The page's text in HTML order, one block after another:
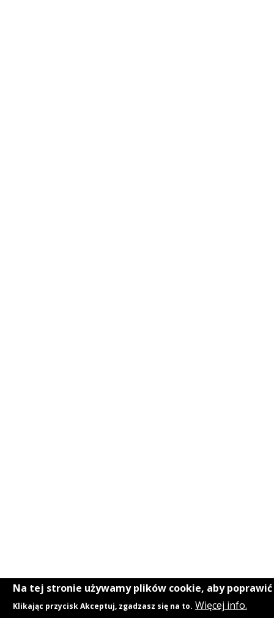
Na tej stronie używamy plików cookie, aby
Klikając przycisk Akceptuj, zgadzasz się na to. Więcej info.